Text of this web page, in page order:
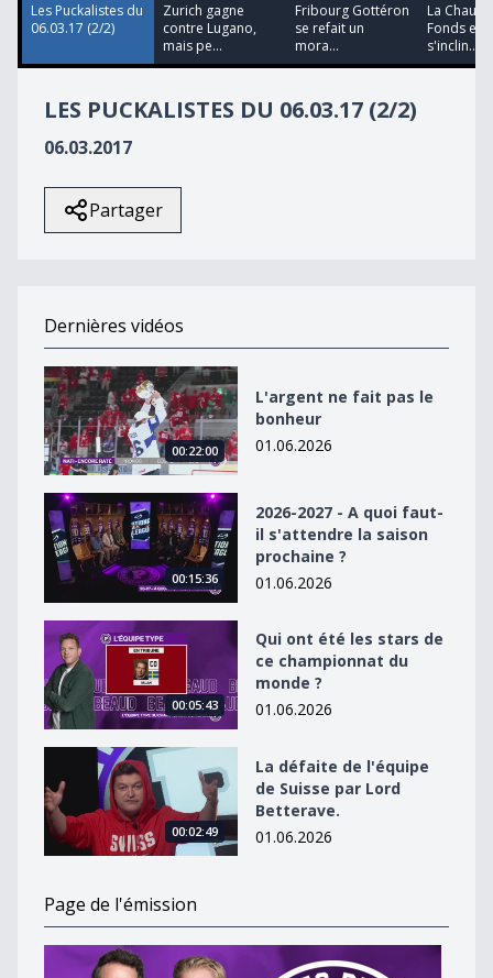
14
seconds
Les Puckalistes du
06.03.17 (2/2)
Zurich gagne
contre Lugano,
mais pe...
Fribourg Gottéron
se refait un
mora...
La Chaux-
Fonds et
s'inclin...
LES PUCKALISTES DU 06.03.17 (2/2)
06.03.2017
Partager
Dernières vidéos
L&#039;argent ne fait pas le bonheur
00:22:00
L'argent ne fait pas le
bonheur
01.06.2026
2026-2027 - A quoi faut-il s&#039;attendre la saison
00:15:36
2026-2027 - A quoi faut-
il s'attendre la saison
prochaine ?
01.06.2026
Qui ont été les stars de ce championnat du monde ?
00:05:43
Qui ont été les stars de
ce championnat du
monde ?
01.06.2026
La défaite de l&#039;équipe de Suisse par Lord
00:02:49
La défaite de l'équipe
de Suisse par Lord
Betterave.
01.06.2026
Page de l'émission